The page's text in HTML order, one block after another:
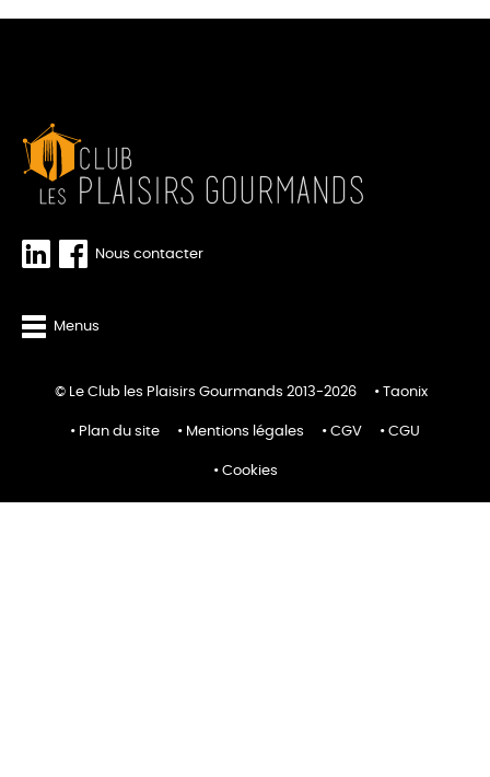
Nous contacter
Menus
© Le Club les Plaisirs Gourmands 2013-2026 Taonix
Plan du site Mentions légales CGV CGU
Cookies